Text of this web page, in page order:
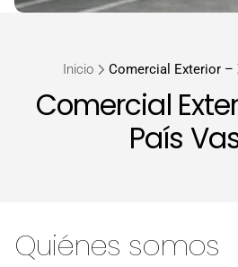
Inicio Comercial Exterior –
Comercial
País
Quiénes somos